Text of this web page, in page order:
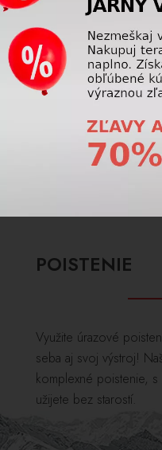
ZOBRAZIŤ VIAC
POISTENIE
Využite úrazové
seba aj svoj výstroj!
komplexné poistenie,
užijete bez starostí.